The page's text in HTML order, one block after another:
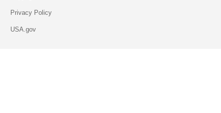
Privacy Policy
USA.gov